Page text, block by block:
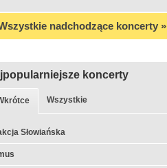
nadchodzące koncerty »
koncerty
Wszystkie
Słowiańska